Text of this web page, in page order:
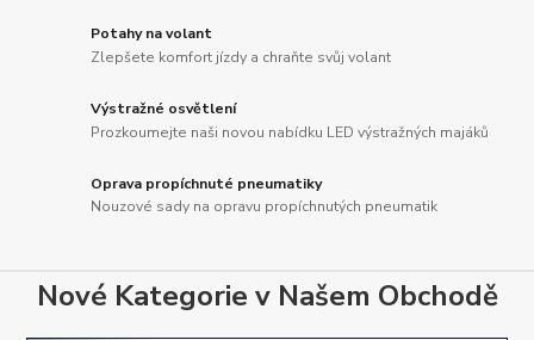
Potahy na volant
Zlepšete komfort jízdy a chraňte svůj volant
Výstražné osvětlení
Prozkoumejte naši novou nabídku LED výstražných majáků
Oprava propíchnuté pneumatiky
Nouzové sady na opravu propíchnutých pneumatik
Nové Kategorie v Našem Obchodě